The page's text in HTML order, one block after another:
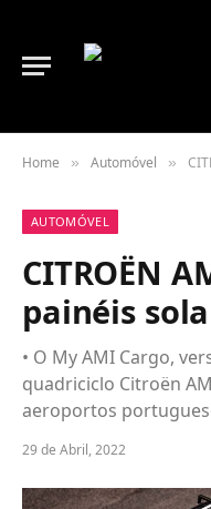
Home » Automóvel »
AUTOMÓVEL
CITROËN
painéis
• O My AMI Cargo,
quadriciclo Citroën
aeroportos
29 de Abril, 2022